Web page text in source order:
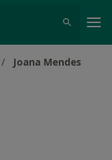
de cidade
Joana Mendes